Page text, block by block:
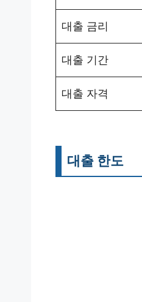
대출 금리
대출 기간
대출 자격
대출 한도